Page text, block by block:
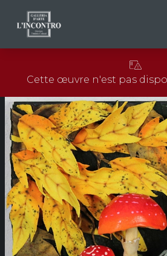
NEWS ED EVENTS
ARTISTES ET ŒUVRES
EXPOSITIONS
CONTACTS
Cette œuvre n'est pas